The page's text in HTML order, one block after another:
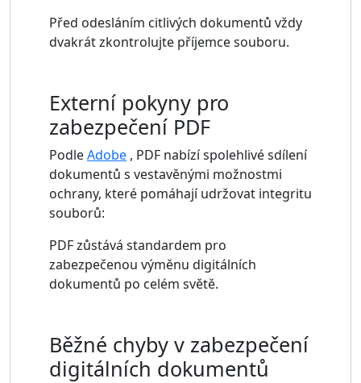
Před odesláním citlivých dokumentů vždy
dvakrát zkontrolujte příjemce souboru.
Externí pokyny pro
zabezpečení PDF
PodleAdobe , PDF nabízí spolehlivé sdílení
dokumentů s vestavěnými možnostmi
ochrany, které pomáhají udržovat integritu
souborů:
PDF zůstává standardem pro
zabezpečenou výměnu digitálních
dokumentů po celém světě.
Běžné chyby v zabezpečení
digitálních dokumentů